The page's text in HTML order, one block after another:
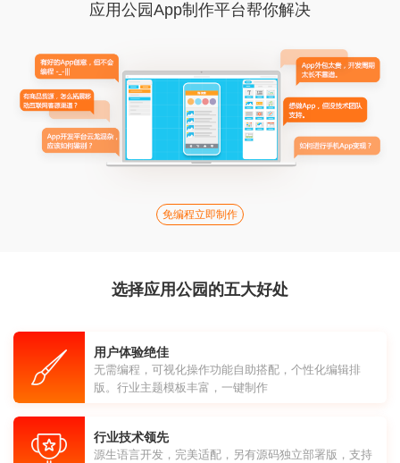
应用公园App制作平台帮你解决
免编程立即制作
选择应用公园的五大好处
用户体验绝佳
无需编程，可视化操作功能自助搭配，个性化编辑排
版。行业主题模板丰富，一键制作
行业技术领先
源生语言开发，完美适配，另有源码独立部署版，支持